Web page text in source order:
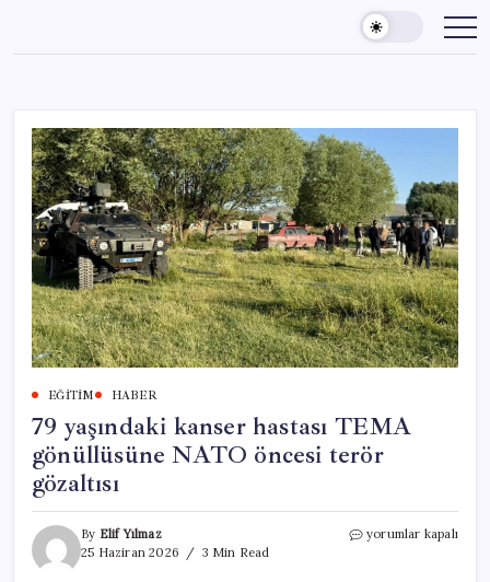
content
EĞITIM HABER
79 yaşındaki kanser hastası TEMA
gönüllüsüne NATO öncesi terör
gözaltısı
By Elif Yılmaz
25 Haziran 2026
3 Min Read
79
yorumlar kapalı